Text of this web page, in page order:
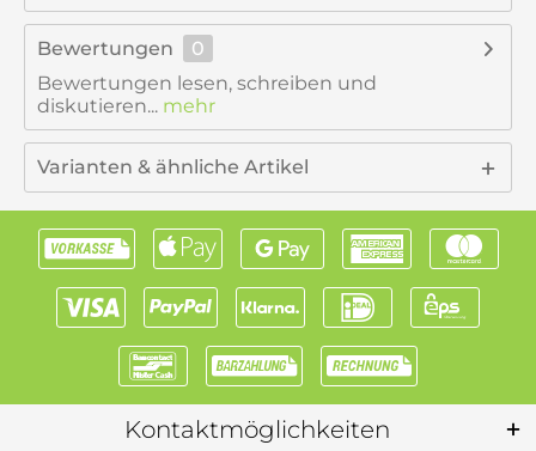
Bewertungen
0
Bewertungen lesen, schreiben und
diskutieren... mehr
Varianten & ähnliche Artikel
Kontaktmöglichkeiten